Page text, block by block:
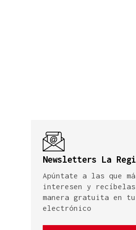
Newsletters La
Apúntate a las que
interesen y
manera gratuita en
electrónico